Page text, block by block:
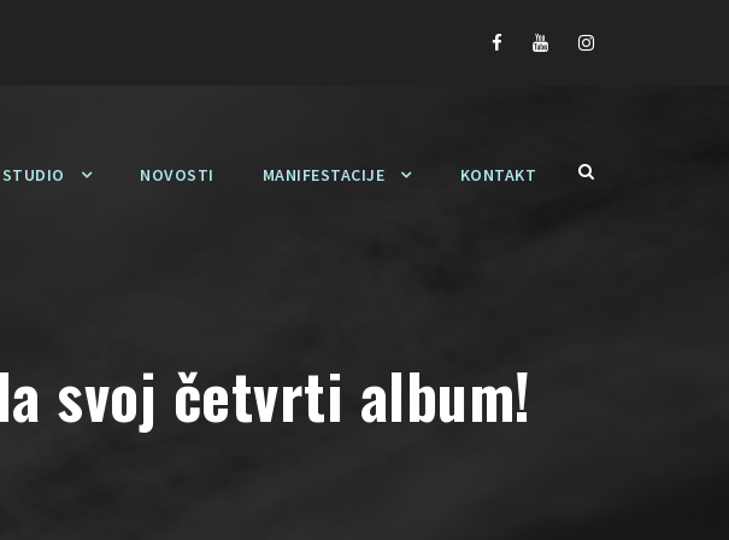
STUDIO NOVOSTI MANIFESTACIJE KONTAKT
svoj četvrti album!